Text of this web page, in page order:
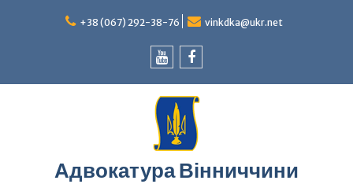
+38 (067) 292-38-76 vinkdka@ukr.net
Адвокатура Вінниччини